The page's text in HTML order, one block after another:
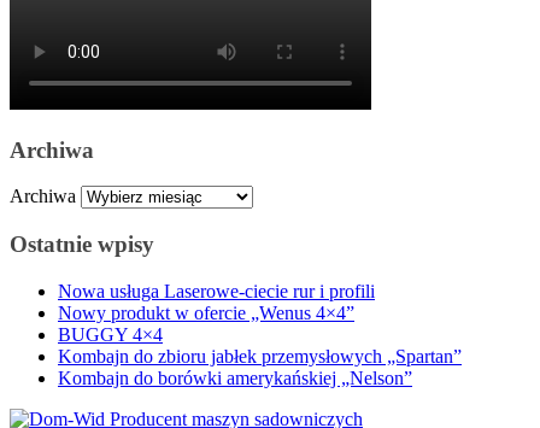
Archiwa
Archiwa
Ostatnie wpisy
Nowa usługa Laserowe-ciecie rur i profili
Nowy produkt w ofercie „Wenus 4×4”
BUGGY 4×4
Kombajn do zbioru jabłek przemysłowych „Spartan”
Kombajn do borówki amerykańskiej „Nelson”